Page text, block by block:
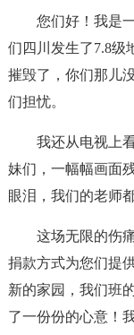
您们好！我是
们四川发生了7.8级
摧毁了，你们那儿
们担忧。
我还从电视上
妹们，一幅幅画面
眼泪，我们的老师
这场无限的伤
捐款方式为您们提
新的家园，我们班
了一份份的心意！